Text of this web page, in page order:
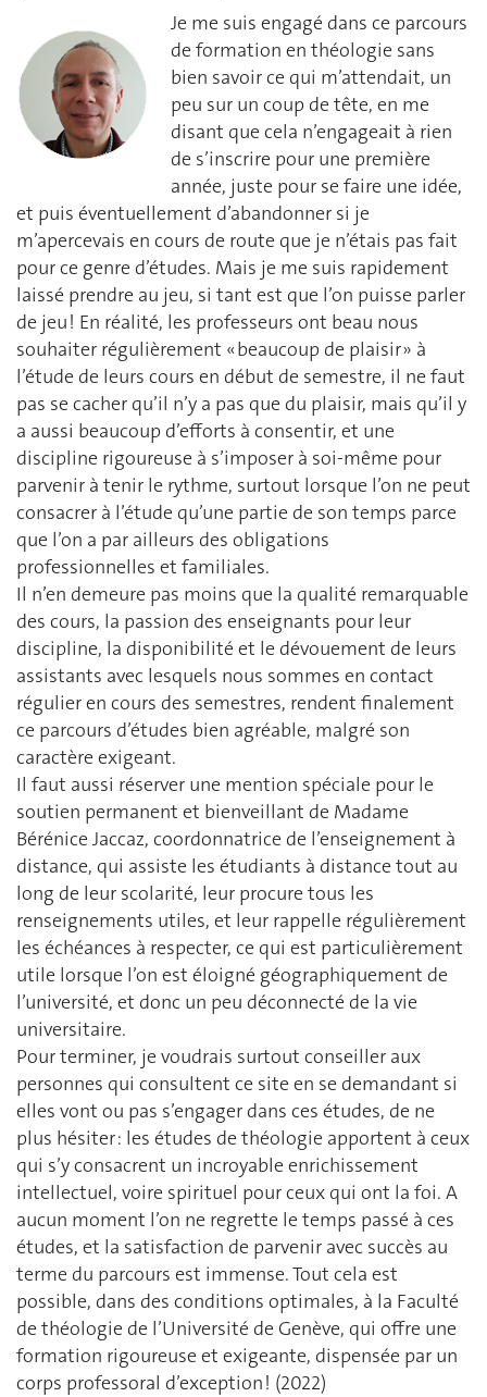
Je me suis engagé dans ce parcours
de formation en théologie sans
bien savoir ce qui m’attendait, un
peu sur un coup de tête, en me
disant que cela n’engageait à rien
de s’inscrire pour une première
année, juste pour se faire une idée,
et puis éventuellement d’abandonner si je
m’apercevais en cours de route que je n’étais pas fait
pour ce genre d’études. Mais je me suis rapidement
laissé prendre au jeu, si tant est que l’on puisse parler
de jeu ! En réalité, les professeurs ont beau nous
souhaiter régulièrement « beaucoup de plaisir » à
l’étude de leurs cours en début de semestre, il ne faut
pas se cacher qu’il n’y a pas que du plaisir, mais qu’il y
a aussi beaucoup d’efforts à consentir, et une
discipline rigoureuse à s’imposer à soi-même pour
parvenir à tenir le rythme, surtout lorsque l’on ne peut
consacrer à l’étude qu’une partie de son temps parce
que l’on a par ailleurs des obligations
professionnelles et familiales.
Il n’en demeure pas moins que la qualité remarquable
des cours, la passion des enseignants pour leur
discipline, la disponibilité et le dévouement de leurs
assistants avec lesquels nous sommes en contact
régulier en cours des semestres, rendent finalement
ce parcours d’études bien agréable, malgré son
caractère exigeant.
Il faut aussi réserver une mention spéciale pour le
soutien permanent et bienveillant de Madame
Bérénice Jaccaz, coordonnatrice de l’enseignement à
distance, qui assiste les étudiants à distance tout au
long de leur scolarité, leur procure tous les
renseignements utiles, et leur rappelle régulièrement
les échéances à respecter, ce qui est particulièrement
utile lorsque l’on est éloigné géographiquement de
l’université, et donc un peu déconnecté de la vie
universitaire.
Pour terminer, je voudrais surtout conseiller aux
personnes qui consultent ce site en se demandant si
elles vont ou pas s’engager dans ces études, de ne
plus hésiter : les études de théologie apportent à ceux
qui s’y consacrent un incroyable enrichissement
intellectuel, voire spirituel pour ceux qui ont la foi. A
aucun moment l’on ne regrette le temps passé à ces
études, et la satisfaction de parvenir avec succès au
terme du parcours est immense. Tout cela est
possible, dans des conditions optimales, à la Faculté
de théologie de l’Université de Genève, qui offre une
formation rigoureuse et exigeante, dispensée par un
corps professoral d’exception ! (2022)